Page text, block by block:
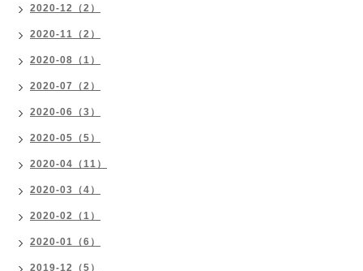
2020-12（2）
2020-11（2）
2020-08（1）
2020-07（2）
2020-06（3）
2020-05（5）
2020-04（11）
2020-03（4）
2020-02（1）
2020-01（6）
2019-12（5）